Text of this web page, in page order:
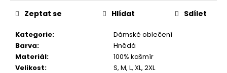
Kategorie:
Dámské oblečení
Barva:
Hnědá
Materiál:
100% kašmír
Velikost: S, M, L, XL, 2XL
Zeptat se Hlídat Sdílet
e
m
e